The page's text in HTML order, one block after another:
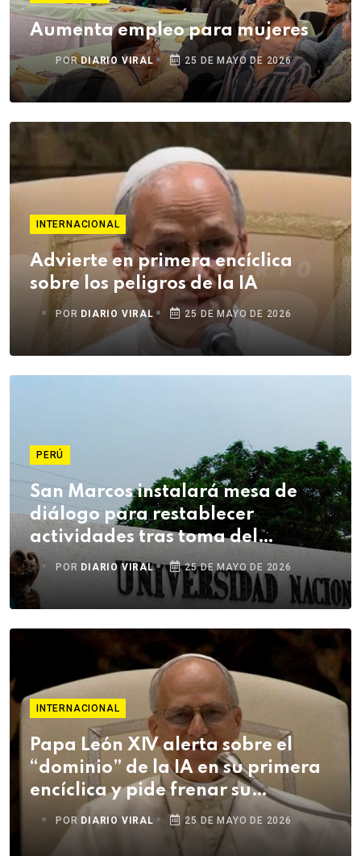
Aumenta empleo para mujeres
PORDIARIO VIRAL 25 DE MAYO DE 2026
INTERNACIONAL
Advierte en primera encíclica
sobre los peligros de la IA
POR DIARIO VIRAL 25 DE MAYO DE 2026
PERÚ
San Marcos instalará mesa de
diálogo para restablecer
actividades tras toma del
campus
POR DIARIO VIRAL 25 DE MAYO DE 2026
INTERNACIONAL
Papa León XIV alerta sobre el
“dominio” de la IA en su primera
encíclica y pide frenar su
deshumanización
POR DIARIO VIRAL 25 DE MAYO DE 2026